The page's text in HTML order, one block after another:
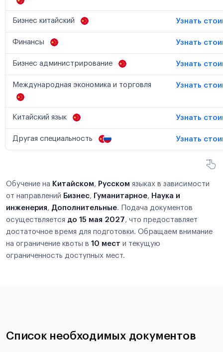
Бизнес китайский Узнать
Финансы Узнать
Бизнес администрирование Узнать
Международная экономика и торговля Узнать
Китайский язык Узнать
Другая специальность Узнать
Обучение на Китайском, Русском языках в зависимости
от направлений Бизнес, Гуманитарное, Наука и
инженерия, Дополнительные. Подача документов
осуществляется до 15 мая 2027, что предоставляет
достаточное время для подготовки. Обращаем внимание
на ограничение квоты в 10 мест и текущую
ограниченность доступных мест.
Список необходимых документов